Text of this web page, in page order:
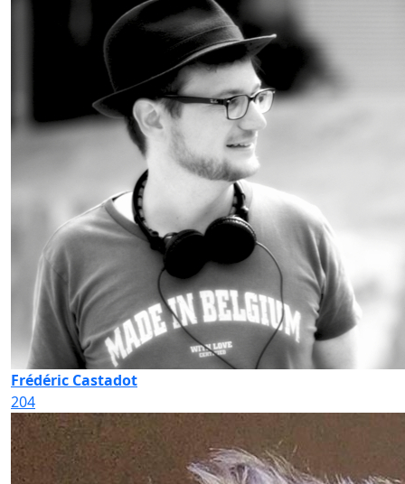
Frédéric Castadot
204